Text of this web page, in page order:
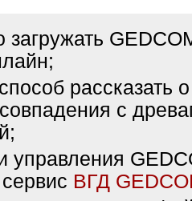
рассказать
с
управления
ВГД